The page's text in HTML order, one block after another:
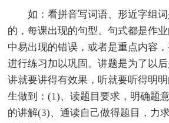
如：看拼音写词语、形近字组词
的，每课出现的句型、句式都是作
中易出现的错误，或者是重点内容
进行练习加以巩固。讲题是为了以
讲就要讲得有效果，听就要听得明
生做到：(1)、读题目要求，明确题
的讲解(3)、通读自己做得题目，力